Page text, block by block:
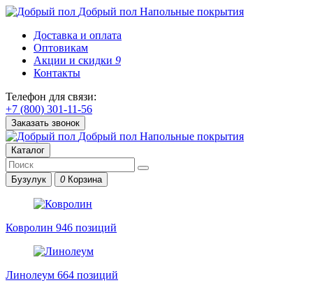
Добрый пол Напольные покрытия
Доставка и оплата
Оптовикам
Акции и скидки 9
Контакты
Телефон для связи:
+7 (800) 301-11-56
Заказать звонок
Добрый пол Напольные покрытия
Каталог
Бузулук 0 Корзина
Ковролин 946 позиций
Линолеум 664 позиций